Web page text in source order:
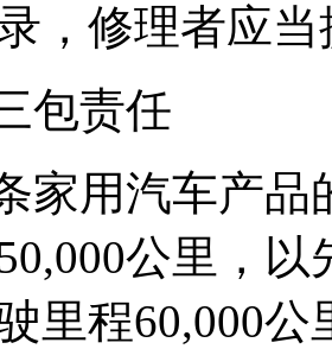
，修理者应
包责任
家用汽车产品
公里，
里程60,000